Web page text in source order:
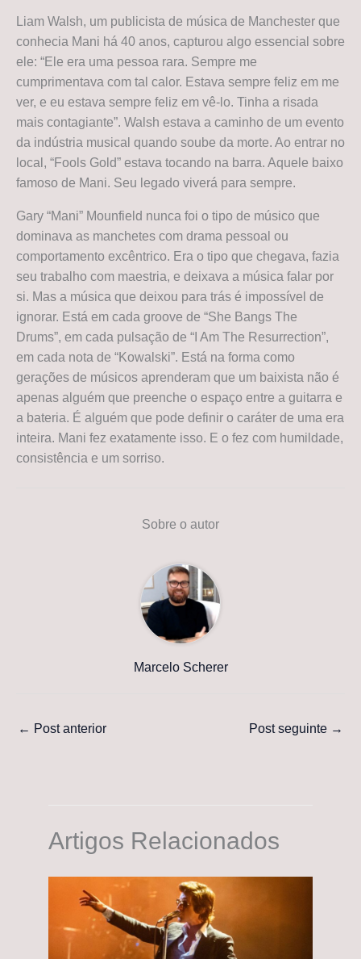
Liam Walsh, um publicista de música de Manchester que
conhecia Mani há 40 anos, capturou algo essencial sobre
ele: “Ele era uma pessoa rara. Sempre me
cumprimentava com tal calor. Estava sempre feliz em me
ver, e eu estava sempre feliz em vê-lo. Tinha a risada
mais contagiante”. Walsh estava a caminho de um evento
da indústria musical quando soube da morte. Ao entrar no
local, “Fools Gold” estava tocando na barra. Aquele baixo
famoso de Mani. Seu legado viverá para sempre.
Gary “Mani” Mounfield nunca foi o tipo de músico que
dominava as manchetes com drama pessoal ou
comportamento excêntrico. Era o tipo que chegava, fazia
seu trabalho com maestria, e deixava a música falar por
si. Mas a música que deixou para trás é impossível de
ignorar. Está em cada groove de “She Bangs The
Drums”, em cada pulsação de “I Am The Resurrection”,
em cada nota de “Kowalski”. Está na forma como
gerações de músicos aprenderam que um baixista não é
apenas alguém que preenche o espaço entre a guitarra e
a bateria. É alguém que pode definir o caráter de uma era
inteira. Mani fez exatamente isso. E o fez com humildade,
consistência e um sorriso.
Sobre o autor
Marcelo Scherer
← Post anterior Post seguinte →
Artigos Relacionados